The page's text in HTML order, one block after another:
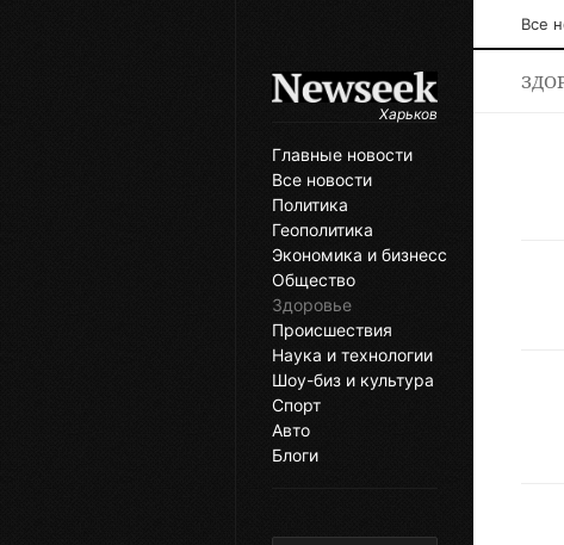
Харьков
Главные новости
Все новости
Политика
Геополитика
Экономика и бизнесс
Общество
Здоровье
Происшествия
Наука и технологии
Шоу-биз и культура
Спорт
Авто
Блоги
Все